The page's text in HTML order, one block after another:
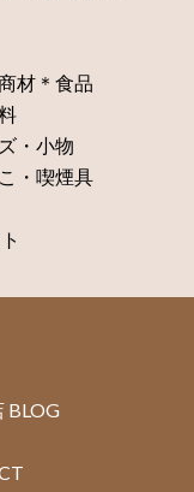
材＊食品
・小物
・喫煙具
BLOG